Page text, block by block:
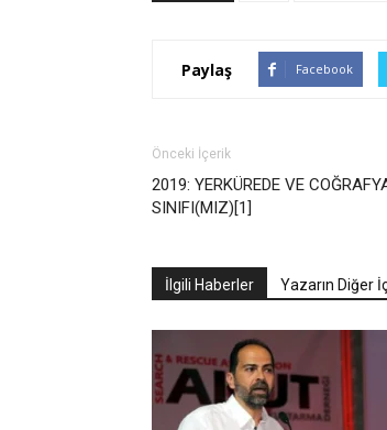
Paylaş Facebook
Önceki İçerik
2019: YERKÜREDE VE
SINIFI(MIZ)[1]
İlgili Haberler Yazarın Diğer